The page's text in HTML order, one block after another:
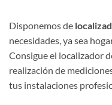
Disponemos de
necesidades, ya sea
Consigue el localizador
realización de
tus instalaciones